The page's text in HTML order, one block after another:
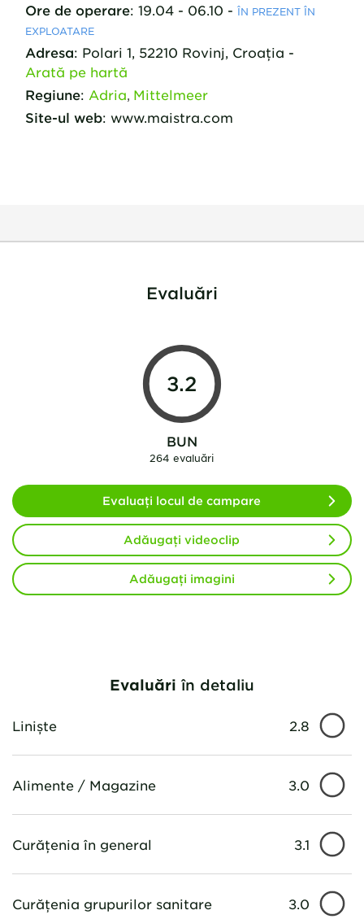
Ore de operare: 19.04 - 06.10 - ÎN PREZENT ÎN
EXPLOATARE
Adresa: Polari 1 52210 Rovinj, Croaţia -
Arată pe hartă
Regiune: Adria Mittelmeer
Site-ul web: www.maistra.com
Evaluări
3.2
BUN
264 evaluări
Evaluați locul de campare
Adăugați videoclip
Adăugați imagini
Evaluări în detaliu
Liniște 2.8
Alimente / Magazine 3.0
Curățenia în general 3.1
Curățenia grupurilor sanitare 3.0